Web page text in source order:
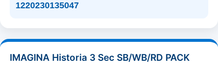
1220230135047
IMAGINA Historia 3 Sec SB/WB/RD PACK